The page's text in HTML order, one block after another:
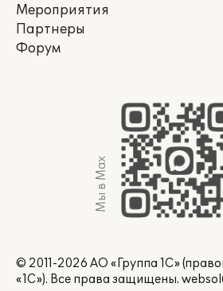
Мероприятия
Партнеры
Форум
Мы в Max
© 2011-2026 АО «Группа 1С»
«1С»). Все права защищены.